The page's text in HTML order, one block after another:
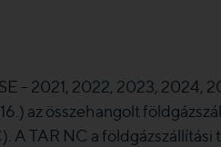
- 2021, 2022, 2023, 2024,
az összehangolt
TAR NC a földgázszállítási